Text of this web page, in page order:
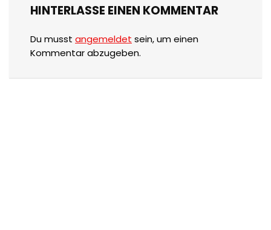
HINTERLASSE EINEN KOMMENTAR
Du musst angemeldet sein, um einen
Kommentar abzugeben.